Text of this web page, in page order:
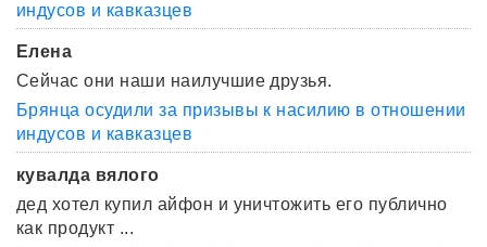
индусов и кавказцев
Елена
Сейчас они наши наилучшие друзья.
Брянца осудили за призывы к насилию в отношении
индусов и кавказцев
кувалда вялого
дед хотел купил айфон и уничтожить его публично
как продукт ...